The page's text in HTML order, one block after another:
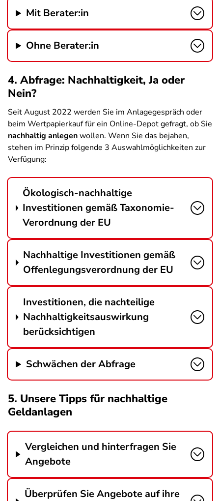
Mit Berater:in
Ohne Berater:in
4. Abfrage: Nachhaltigkeit, Ja oder
Nein?
Seit August 2022 werden Sie im Anlagegespräch oder
beim Wertpapierkauf für ein Online-Depot gefragt, ob Sie
nachhaltig anlegenwollen. Wenn Sie das bejahen,
stehen im Prinzip folgende 3 Auswahlmöglichkeiten zur
Verfügung:
Ökologisch-nachhaltige
Investitionen gemäß Taxonomie-
Verordnung der EU
Nachhaltige Investitionen gemäß
Offenlegungsverordnung der EU
Investitionen, die nachteilige
Nachhaltigkeitsauswirkung
berücksichtigen
Schwächen der Abfrage
5. Unsere Tipps für nachhaltige
Geldanlagen
Vergleichen und hinterfragen Sie
Angebote
Überprüfen Sie Angebote auf ihre